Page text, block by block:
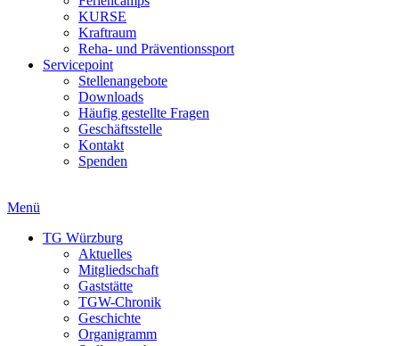
KURSE
Kraftraum
Reha- und Präventionssport
Servicepoint
Stellenangebote
Downloads
Häufig gestellte Fragen
Geschäftsstelle
Kontakt
Spenden
Menü
TG Würzburg
Aktuelles
Mitgliedschaft
Gaststätte
TGW-Chronik
Geschichte
Organigramm